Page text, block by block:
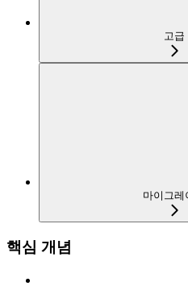
고급
마이그레
핵심 개념